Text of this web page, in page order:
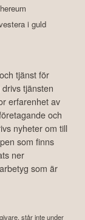
i guld
tjänst för
tjänsten
erfarenhet av
och
nyheter om till
som finns
ner
som är
står inte under